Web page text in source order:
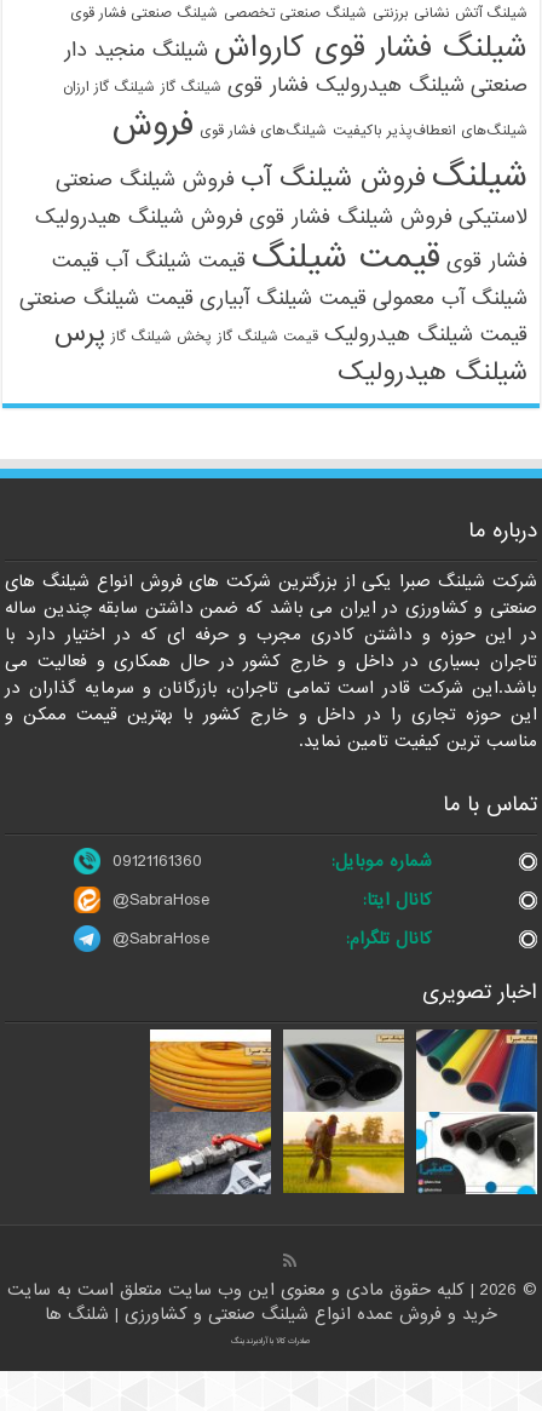
آتش نشانی برزنتی شیلنگ صنعتی تخصصی شیلنگ صنعتی فشار قوی
فشار قوی کارواش شیلنگ منجید دار
شیلنگ هیدرولیک فشار قوی شیلنگ گاز شیلنگ گاز ارزان
انعطاف‌پذیر باکیفیت شیلنگ‌های فشار قوی فروش
فروش شیلنگ آب فروش شیلنگ صنعتی
فروش شیلنگ فشار قوی فروش شیلنگ هیدرولیک
قوی قیمت شیلنگ قیمت شیلنگ آب قیمت
آب معمولی قیمت شیلنگ آبیاری قیمت شیلنگ صنعتی
شیلنگ هیدرولیک قیمت شیلنگ گاز پخش شیلنگ گاز پرس
هیدرولیک
ما
شیلنگ صبرا یکی از بزرگترین شرکت های فروش انواع شیلنگ های
و کشاورزی در ایران می باشد که ضمن داشتن سابقه چندین ساله
حوزه و داشتن کادری مجرب و حرفه ای که در اختیار دارد با
بسیاری در داخل و خارج کشور در حال همکاری و فعالیت می
شرکت قادر است تمامی تاجران، بازرگانان و سرمایه گذاران در
تجاری را در داخل و خارج کشور با بهترین قیمت ممکن و
ترین کیفیت تامین نماید.
با ما
شماره موبایل:
09121161360
کانال ایتا:
@SabraHose
کانال تلگرام:
@SabraHose
تصویری
خرید و فروش عمده انواع شیلنگ صنعتی و کشاورزی | شلنگ ها
صادرات کالا با آرادبرندینگ
09121161360